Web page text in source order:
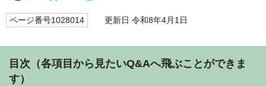
ページ番号1028014 更新日 令和8年4月1日
目次（各項目から見たいQ&Aへ飛ぶことができま
す）